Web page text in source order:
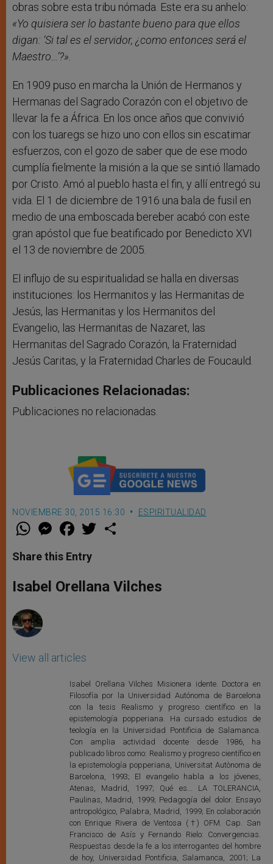
obras sobre esta tribu nómada. Este era su anhelo:
«Yo quisiera ser lo bastante bueno para que ellos
digan: ‘Si tal es el servidor, ¿como entonces será el
Maestro…’?».
En 1909 puso en marcha la Unión de Hermanos y
Hermanas del Sagrado Corazón con el objetivo de
llevar la fe a África. En los once años que convivió
con los tuaregs se hizo uno con ellos sin escatimar
esfuerzos, con el gozo de saber que de ese modo
cumplía fielmente la misión a la que se sintió llamado
por Cristo. Amó al pueblo hasta el fin, y allí entregó su
vida. El 1 de diciembre de 1916 una bala de fusil en
medio de una emboscada bereber acabó con este
gran apóstol que fue beatificado por Benedicto XVI
el 13 de noviembre de 2005.
El influjo de su espiritualidad se halla en diversas
instituciones: los Hermanitos y las Hermanitas de
Jesús, las Hermanitas y los Hermanitos del
Evangelio, las Hermanitas de Nazaret, las
Hermanitas del Sagrado Corazón, la Fraternidad
Jesús Caritas, y la Fraternidad Charles de Foucauld.
Publicaciones Relacionadas:
Publicaciones no relacionadas.
NOVIEMBRE 30, 2015 16:30 ESPIRITUALIDAD
W
t
s
p
p
M
e
s
e
g
e
F
a
e
b
o
k
w
r
Share this Entry
Isabel Orellana Vilches
View all articles
Isabel Orellana Vilches Misionera idente. Doctora en
Filosofía por la Universidad Autónoma de Barcelona
con la tesis Realismo y progreso científico en la
epistemología popperiana. Ha cursado estudios de
teología en la Universidad Pontificia de Salamanca.
Con amplia actividad docente desde 1986, ha
publicado libros como: Realismo y progreso científico en
la epistemología popperiana, Universitat Autònoma de
Barcelona, 1993; El evangelio habla a los jóvenes,
Atenas, Madrid, 1997; Qué es... LA TOLERANCIA,
Paulinas, Madrid, 1999; Pedagogía del dolor. Ensayo
antropológico, Palabra, Madrid, 1999; En colaboración
con Enrique Rivera de Ventosa (†) OFM. Cap. San
Francisco de Asís y Fernando Rielo: Convergencias.
Respuestas desde la fe a los interrogantes del hombre
de hoy, Universidad Pontificia, Salamanca, 2001; La